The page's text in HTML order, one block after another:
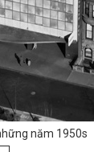
năm 1950s